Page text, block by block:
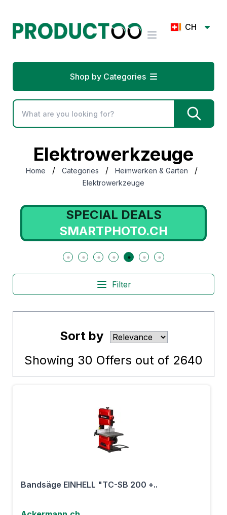
CH
Shop by Categories
Elektrowerkzeuge
Home / Categories / Heimwerken & Garten /
Elektrowerkzeuge
SPECIAL DEALS
SMARTPHOTO.CH
Filter
Sort by
Showing 30 Offers out of 2640
Bandsäge EINHELL "TC-SB 200 +..